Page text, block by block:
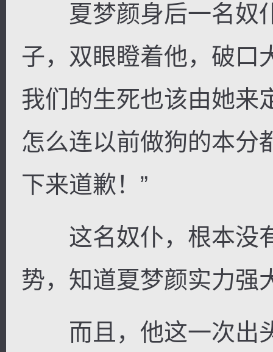
夏梦颜身后一名奴
子，双眼瞪着他，破口
我们的生死也该由她来
怎么连以前做狗的本分
下来道歉！”
这名奴仆，根本没
势，知道夏梦颜实力强
而且，他这一次出